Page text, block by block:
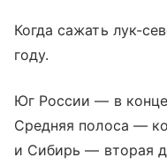
Когда сажать лук-
году.
Юг России — в
Средняя полоса —
и Сибирь — вторая